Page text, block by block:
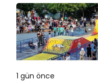
hazırlıyor
1 gün önce